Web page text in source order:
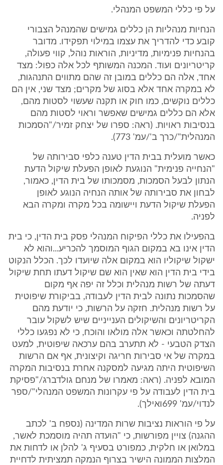
על פי כללי המשפט המנהלי.
הנחיות מנהליות הן כללים גמישים שהמנהל הצבורי
קובע כדי להדריך את עצמו במילוי תפקידו. מדובר
בהנחיות פנימיות, מדיניות, הוראות נוהל, קווי פעולה,
קריטריונים ועוד. המכנה המשותף לכל אלה כפול: מצד
אחד, אלה הם כללים במובן זה שהם מתווים התנהגות,
לא במקרה אחד אלא בסוג של מקרים; מצד שני, אין הם
כללים נוקשים, כמו חוק או תקנה שעשוי לסטות מהם,
אלא הם כללים גמישים שאפשר וראוי לסטות מהם
בנסיבות ראויות. (ראה: ספרו של יצחק זמיר/"הסמכות
המנהלית"/כרך ב'/עמ' 773).
כאשר מועלית בבית הדין טענה כלפי סבירותה של
"הנחייה פנימית" הנוגעת לאופן הפעלת שיקול הדעת
הנתון לבעל הסמכות, מסמכותו של בית הדין, כאמור,
לבחון את סבירותה של אותה הנחיה הנוגע לאופן
הפעלת שיקול הדעת ויישומה בכל מקרה ומקרה הבא
לפניה.
בהפעילו את כללי הפיקוח המנהלי פסק בית הדין, כי בית
הדין אינו בא במקום הגוף המוסמך להכריע...והוא לא
ישקול שיקוליו הוא במקום אלה שיועדו לכך. הכלל הנקוט
בידי בית הדין הוא שאין הוא שם שיקול דעתו תחת שיקול
דעתה של רשות מנהלית וכלל זה יפה אף מקום
שהסמכות נתונה לבית הדין לעבודה, בביקורת שיפוטית
על רשות מנהלית. חזקה על הרשות, כי יודעת מהם
הקריטריונים והשיקולים הענייניים שיש לשקול עובר
להחלטתה וכאשר אלה מולאו והוכח, כי לא נפגעו כללי
הצדק הטבעי - לא תתערב בהם ערכאה שיפוטית, למעט
במקרה של אי סבירות חריגה וקיצונית, אף אם הרשות
השיפוטית היתה מגיעה למסקנה אחרת בנסיבות המקרה
המובא לפניה. (ראה: מאמרו של מנחם גולדברג/"פסיקת
בית הדין לעבודה על פי עקרונות המשפט המנהלי"/ספר
לנדוי/עמ' 699ואילך).
על פי הוראות נציבות שרות המדינה (נספח ב' לכתב
ההגנה) צויין מפורשות, כי "הועדה תהיה מוסמכת לאשר,
במלואן או חלקית, כמפורט בסעיף ג' להלן או לדחות את
המלצות הממונה הישיר בצרוף הנמקה תמציתית לדחיית